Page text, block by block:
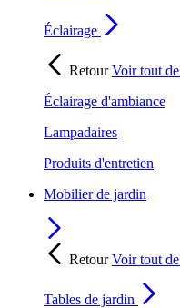
Éclairage
RetourVoir tout de
Éclairage d'ambiance
Lampadaires
Produits d'entretien
Mobilier de jardin
RetourVoir tout de
Tables de jardin